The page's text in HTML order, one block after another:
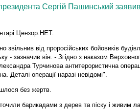
президента Сергій Пашинський
Цензор.НЕТ.
звільнив від проросійських бойовиків
- зазначив він. - Згідно з наказом
Турчинова антитерористична
Деталі операції наразі невідомі".
без жертв.
барикадами з дерев та піску і живим